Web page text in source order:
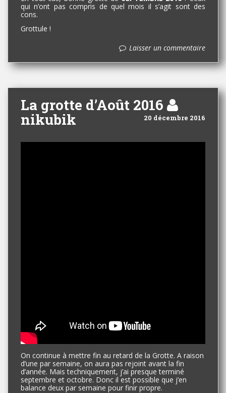
qui n’ont pas compris de quel mois il s’agit sont des
cons.
Grottule !
Laisser un commentaire
La grotte d’Août 2016
20 décembre 2016
nikubik
On continue à mettre fin au retard de la Grotte. A raison
d’une par semaine, on aura pas rejoint avant la fin
d’année. Mais techniquement, j’ai presque terminé
septembre et octobre. Donc il est possible que j’en
balance deux par semaine pour finir propre.